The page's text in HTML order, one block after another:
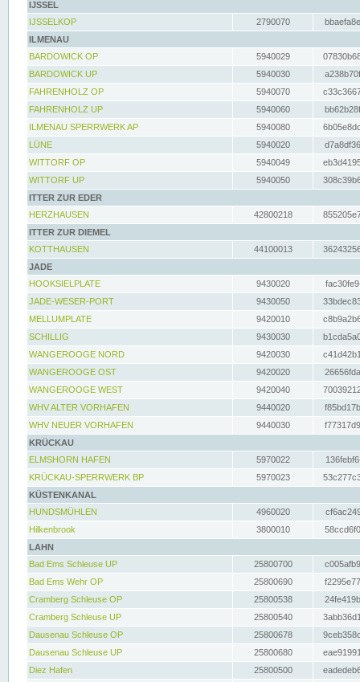
IJSSEL
IJSSELKOP
2790070
ILMENAU
BARDOWICK OP
5940029
BARDOWICK UP
5940030
FAHRENHOLZ OP
5940070
FAHRENHOLZ UP
5940060
ILMENAU SPERRWERK AP
5940080
LÜNE
5940020
WITTORF OP
5940049
WITTORF UP
5940050
ITTER ZUR EDER
HERZHAUSEN
42800218
ITTER ZUR DIEMEL
KOTTHAUSEN
44100013
JADE
HOOKSIELPLATE
9430020
JADE-WESER-PORT
9430050
MELLUMPLATE
9420010
SCHILLIG
9430030
WANGEROOGE NORD
9420030
WANGEROOGE OST
9420020
WANGEROOGE WEST
9420040
WHV ALTER VORHAFEN
9440020
WHV NEUER VORHAFEN
9440030
KRÜCKAU
ELMSHORN HAFEN
5970022
KRÜCKAU-SPERRWERK BP
5970023
KÜSTENKANAL
HUNDSMÜHLEN
4960020
Hilkenbrook
3800010
LAHN
Bad Ems Schleuse UP
25800700
Bad Ems Wehr OP
25800690
Cramberg Schleuse OP
25800538
Cramberg Schleuse UP
25800540
Dausenau Schleuse OP
25800678
Dausenau Schleuse UP
25800680
Diez Hafen
25800500